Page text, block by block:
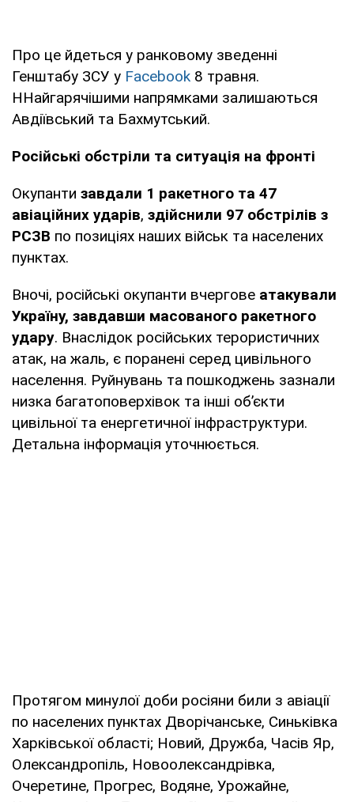
Про це йдеться у ранковому зведенні
Генштабу ЗСУ у Facebook 8 травня.
ННайгарячішими напрямками залишаються
Авдіївський та Бахмутський.
Російські обстріли та ситуація на фронті
Окупанти завдали 1 ракетного та 47
авіаційних ударів, здійснили 97 обстрілів з
РСЗВ по позиціях наших військ та населених
пунктах.
Вночі, російські окупанти вчергове атакували
Україну, завдавши масованого ракетного
удару. Внаслідок російських терористичних
атак, на жаль, є поранені серед цивільного
населення. Руйнувань та пошкоджень зазнали
низка багатоповерхівок та інші об’єкти
цивільної та енергетичної інфраструктури.
Детальна інформація уточнюється.
Протягом минулої доби росіяни били з авіації
по населених пунктах Дворічанське, Синьківка
Харківської області; Новий, Дружба, Часів Яр,
Олександропіль, Новоолександрівка,
Очеретине, Прогрес, Водяне, Урожайне,